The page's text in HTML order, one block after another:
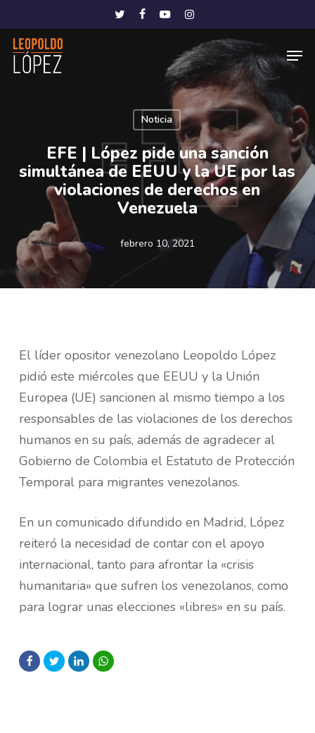
to
main
content
twitterfacebookyoutubeinstagram
Noticia
EFE | López pide una sanción
simultánea de EEUU y la UE por las
violaciones de derechos en
Venezuela
febrero 10, 2021
El líder opositor venezolano Leopoldo López
pidió este miércoles que EEUU y la Unión
Europea (UE) sancionen al mismo tiempo a los
responsables de las violaciones de los derechos
humanos en su país, además de agradecer al
Gobierno de Colombia el Estatuto de Protección
Temporal para migrantes venezolanos.
En un comunicado difundido en Madrid, López
reiteró la necesidad de contar con el apoyo
internacional, tanto para afrontar la «crisis
humanitaria» que sufren los venezolanos, como
para lograr unas elecciones «libres» en su país.